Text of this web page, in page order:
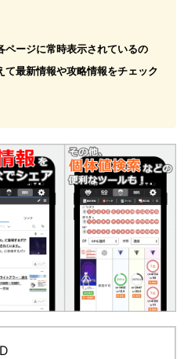
ページに常時表示されているの
最新情報や攻略情報をチェック